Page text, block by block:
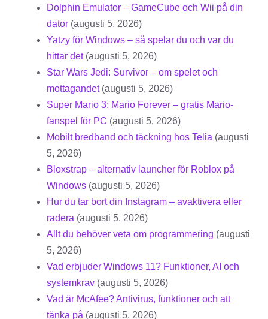
Dolphin Emulator – GameCube och Wii på din
dator (augusti 5, 2026)
Yatzy för Windows – så spelar du och var du
hittar det (augusti 5, 2026)
Star Wars Jedi: Survivor – om spelet och
mottagandet (augusti 5, 2026)
Super Mario 3: Mario Forever – gratis Mario-
fanspel för PC (augusti 5, 2026)
Mobilt bredband och täckning hos Telia (augusti
5, 2026)
Bloxstrap – alternativ launcher för Roblox på
Windows (augusti 5, 2026)
Hur du tar bort din Instagram – avaktivera eller
radera (augusti 5, 2026)
Allt du behöver veta om programmering (augusti
5, 2026)
Vad erbjuder Windows 11? Funktioner, AI och
systemkrav (augusti 5, 2026)
Vad är McAfee? Antivirus, funktioner och att
tänka på (augusti 5, 2026)